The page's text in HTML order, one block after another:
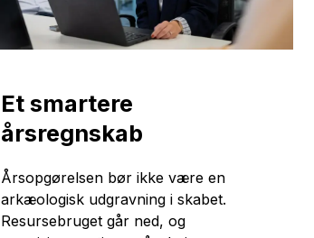
Et smartere
årsregnskab
Årsopgørelsen bør ikke være en
arkæologisk udgravning i skabet.
Resursebruget går ned, og